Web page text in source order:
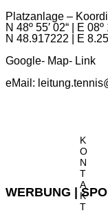
Platzanlage –
N 48º 55′ 02“ | E 08º
N 48.917222 | E
Google- Map- Link
eMail:
K
O
N
T
A
K
T
WERBUNG |